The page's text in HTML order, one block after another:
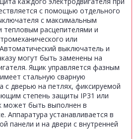
с помощью отдельного
с максимальным
тепловым расцепителями и
или
выключатель и
могут быть заменены на
Ящик управляется фазным
стальную сварную
с дверью на петлях, фиксируемой
степень защиты IР31 или
может быть выполнен в
Аппаратура устанавливается в
панели и на двери с внутренней